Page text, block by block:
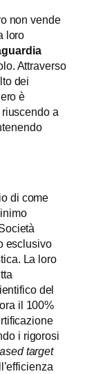
non vende
loro
Attraverso
dei
è
a
di come
esclusivo
La loro
del
il 100%
i rigorosi
target